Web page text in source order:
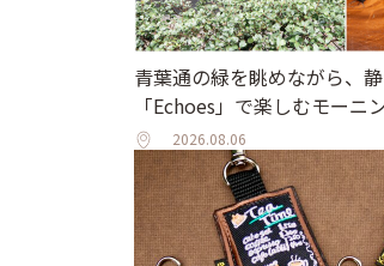
青葉通の緑を眺めながら、
「Echoes」で楽しむモーニ
2026.08.06